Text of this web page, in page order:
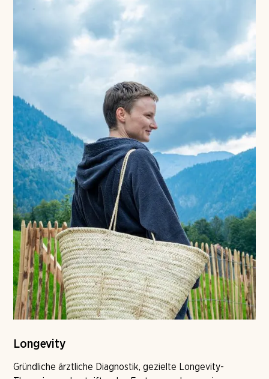
Longevity
Gründliche ärztliche Diagnostik, gezielte Longevity-